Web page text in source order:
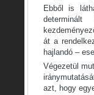
Ebből is
át a
hajlandó –
Végezetül
azt, hogy